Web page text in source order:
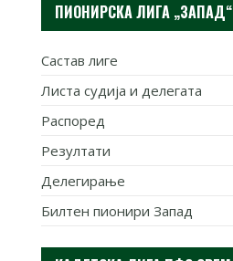
ПИОНИРСКА ЛИГА „ЗАПАД“
Састав лиге
Листа судија и делегата
Распоред
Резултати
Делегирање
Билтен пионири Запад